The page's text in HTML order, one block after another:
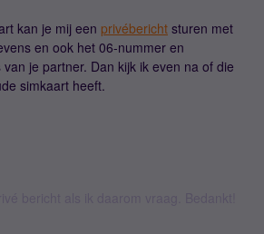
kan je mij een privébericht sturen met
en ook het 06-nummer en
je partner. Dan kijk ik even na of die
simkaart heeft.